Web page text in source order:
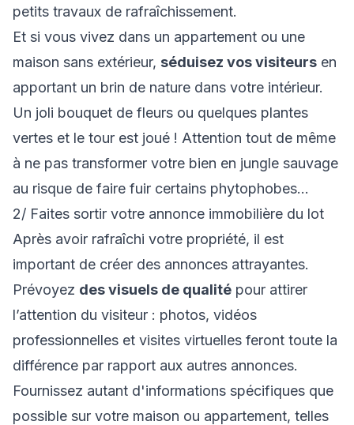
petits travaux de rafraîchissement.
Et si vous vivez dans un appartement ou une
maison sans extérieur, séduisez vos visiteurs en
apportant un brin de nature dans votre intérieur.
Un joli bouquet de fleurs ou quelques plantes
vertes et le tour est joué ! Attention tout de même
à ne pas transformer votre bien en jungle sauvage
au risque de faire fuir certains phytophobes…
2/ Faites sortir votre annonce immobilière du lot
Après avoir rafraîchi votre propriété, il est
important de créer des annonces attrayantes.
Prévoyez des visuels de qualité pour attirer
l’attention du visiteur : photos, vidéos
professionnelles et visites virtuelles feront toute la
différence par rapport aux autres annonces.
Fournissez autant d'informations spécifiques que
possible sur votre maison ou appartement, telles